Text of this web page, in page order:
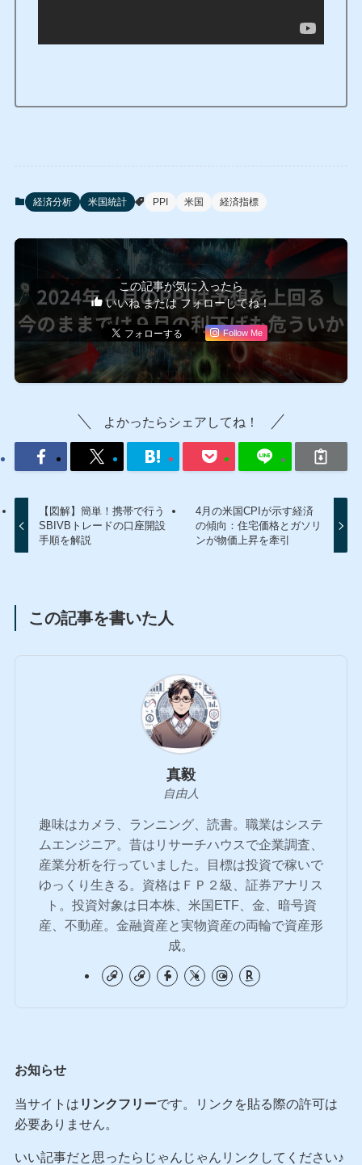
経済分析 米国統計 PPI 米国 経済指標
この記事が気に入ったら
いいね または フォローしてね！
Follow Me
よかったらシェアしてね！
【図解】簡単！携帯で行う
SBIVBトレードの口座開設
手順を解説
4月の米国CPIが示す経済
の傾向：住宅価格とガソリ
ンが物価上昇を牽引
この記事を書いた人
真毅
自由人
趣味はカメラ、ランニング、読書。職業はシステ
ムエンジニア。昔はリサーチハウスで企業調査、
産業分析を行っていました。目標は投資で稼いで
ゆっくり生きる。資格はＦＰ２級、証券アナリス
ト。投資対象は日本株、米国ETF、金、暗号資
産、不動産。金融資産と実物資産の両輪で資産形
成。
お知らせ
当サイトは リンクフリーです。リンクを貼る際の許可は
必要ありません。
いい記事だと思ったらじゃんじゃんリンクしてください♪